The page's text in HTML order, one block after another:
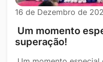
16 de Dezembro de
Um momento
superação!